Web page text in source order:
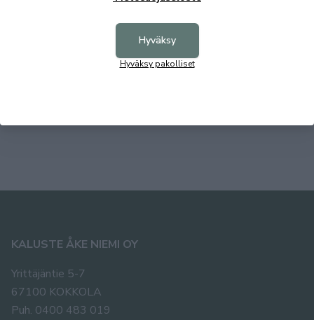
KALUSTE ÅKE NIEMI OY
Yrittäjäntie 5-7
67100 KOKKOLA
Puh. 0400 483 019
Hyväksy
Hyväksy pakolliset